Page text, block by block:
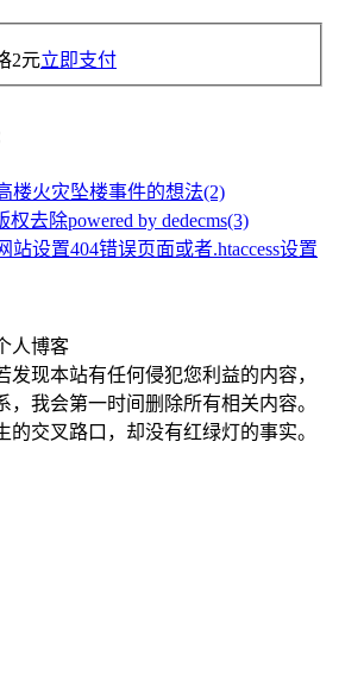
2元立即支付
楼火灾坠楼事件的想法(2)
权去除powered by dedecms(3)
站设置404错误页面或者.htaccess设置
人博客
发现本站有任何侵犯您利益的内容，
，我会第一时间删除所有相关内容。
的交叉路口，却没有红绿灯的事实。